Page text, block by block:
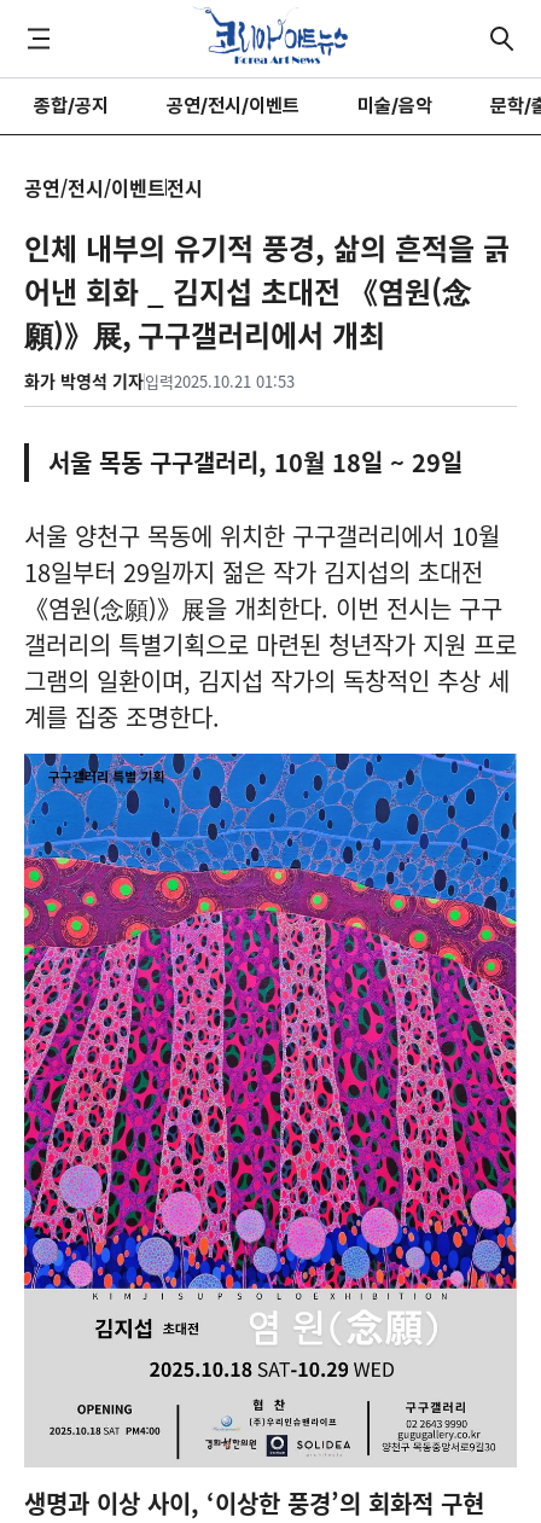
종합/공지 공연/전시/이벤트 미술/음악 문학/
공연/전시/이벤트전시
인체 내부의 유기적 풍경, 삶의 흔적을 긁
어낸 회화 _ 김지섭 초대전 《염원(念
願)》展, 구구갤러리에서 개최
화가 박영석 기자입력2025.10.21 01:53
서울 목동 구구갤러리, 10월 18일 ~ 29일
서울 양천구 목동에 위치한 구구갤러리에서 10월
18일부터 29일까지 젊은 작가 김지섭의 초대전
《염원(念願)》展을 개최한다. 이번 전시는 구구
갤러리의 특별기획으로 마련된 청년작가 지원 프로
그램의 일환이며, 김지섭 작가의 독창적인 추상 세
계를 집중 조명한다.
생명과 이상 사이, ‘이상한 풍경’의 회화적 구현